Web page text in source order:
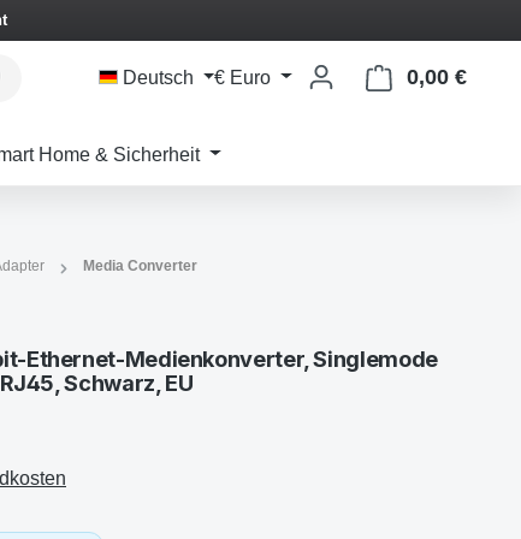
Deutsch € Euro 0,00 €
Home & Sicherheit
Media Converter
Ethernet-Medienkonverter, Singlemode
Schwarz, EU